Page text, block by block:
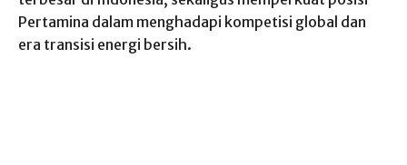
Pertamina dalam menghadapi kompetisi global dan
era transisi energi bersih.